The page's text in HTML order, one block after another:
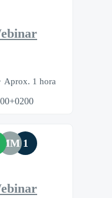
Aprox. 1 hora
MM 1